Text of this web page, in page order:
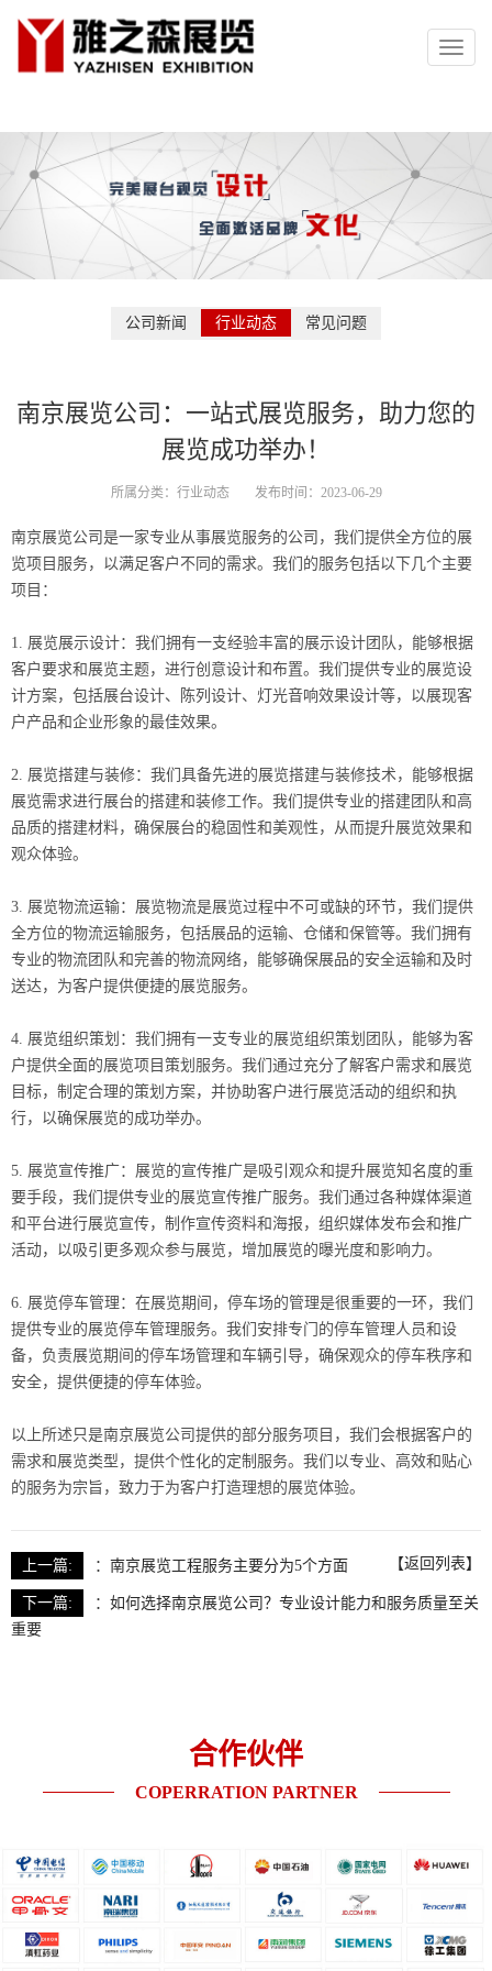
Toggle
公司新闻 行业动态 常见问题
南京展览公司：一站式展览服务，助力您的
展览成功举办！
所属分类： 行业动态 发布时间： 2023-06-29
南京展览公司是一家专业从事展览服务的公司，我们提供全方位的展
览项目服务，以满足客户不同的需求。我们的服务包括以下几个主要
项目：
1. 展览展示设计：我们拥有一支经验丰富的展示设计团队，能够根据
客户要求和展览主题，进行创意设计和布置。我们提供专业的展览设
计方案，包括展台设计、陈列设计、灯光音响效果设计等，以展现客
户产品和企业形象的最佳效果。
2. 展览搭建与装修：我们具备先进的展览搭建与装修技术，能够根据
展览需求进行展台的搭建和装修工作。我们提供专业的搭建团队和高
品质的搭建材料，确保展台的稳固性和美观性，从而提升展览效果和
观众体验。
3. 展览物流运输：展览物流是展览过程中不可或缺的环节，我们提供
全方位的物流运输服务，包括展品的运输、仓储和保管等。我们拥有
专业的物流团队和完善的物流网络，能够确保展品的安全运输和及时
送达，为客户提供便捷的展览服务。
4. 展览组织策划：我们拥有一支专业的展览组织策划团队，能够为客
户提供全面的展览项目策划服务。我们通过充分了解客户需求和展览
目标，制定合理的策划方案，并协助客户进行展览活动的组织和执
行，以确保展览的成功举办。
5. 展览宣传推广：展览的宣传推广是吸引观众和提升展览知名度的重
要手段，我们提供专业的展览宣传推广服务。我们通过各种媒体渠道
和平台进行展览宣传，制作宣传资料和海报，组织媒体发布会和推广
活动，以吸引更多观众参与展览，增加展览的曝光度和影响力。
6. 展览停车管理：在展览期间，停车场的管理是很重要的一环，我们
提供专业的展览停车管理服务。我们安排专门的停车管理人员和设
备，负责展览期间的停车场管理和车辆引导，确保观众的停车秩序和
安全，提供便捷的停车体验。
以上所述只是南京展览公司提供的部分服务项目，我们会根据客户的
需求和展览类型，提供个性化的定制服务。我们以专业、高效和贴心
的服务为宗旨，致力于为客户打造理想的展览体验。
上一篇: ： 南京展览工程服务主要分为5个方面
下一篇: ： 如何选择南京展览公司？专业设计能力和服务质量至关
重要
【返回列表】
合作伙伴
COPERRATION PARTNER